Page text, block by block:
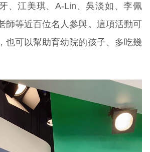
、江美琪、A-Lin、吳淡如、李佩
師等近百位名人參與。這項活動可
也可以幫助育幼院的孩子、多吃幾